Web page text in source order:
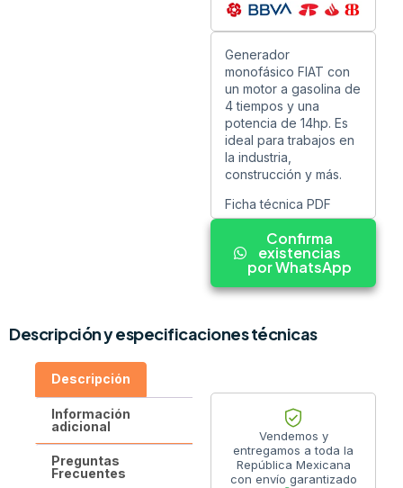
Generador
monofásico FIAT con
un motor a gasolina de
4 tiempos y una
potencia de 14hp. Es
ideal para trabajos en
la industria,
construcción y más.
Ficha técnica PDF
Confirma
existencias
por WhatsApp
Descripción y especificaciones técnicas
Descripción
Información
adicional
Preguntas
Frecuentes
Vendemos y
entregamos a toda la
República Mexicana
con envío garantizado